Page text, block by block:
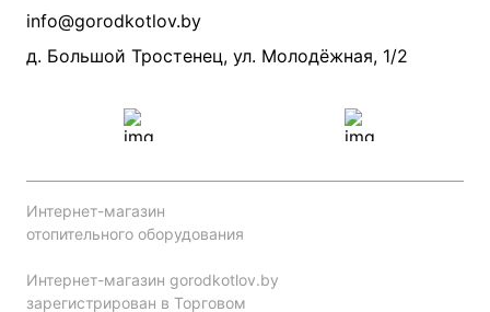
Производители
Прайс по монтажу систем отопления
Проект систем отопления
info@gorodkotlov.by
д. Большой Тростенец, ул. Молодёжная, 1/2
Интернет-магазин
отопительного оборудования
Интернет-магазин gorodkotlov.by
зарегистрирован в Торговом